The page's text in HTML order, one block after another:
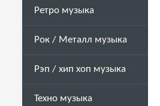
Ретро музыка
Рок / Металл музыка
Рэп / хип хоп музыка
Техно музыка